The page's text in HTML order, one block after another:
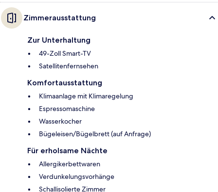
Zimmerausstattung
Zur Unterhaltung
49-Zoll Smart-TV
Satellitenfernsehen
Komfortausstattung
Klimaanlage mit Klimaregelung
Espressomaschine
Wasserkocher
Bügeleisen/Bügelbrett (auf Anfrage)
Für erholsame Nächte
Allergikerbettwaren
Verdunkelungsvorhänge
Schallisolierte Zimmer